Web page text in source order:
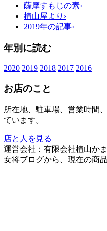
薩摩すもじの素›
植山屋より ›
2019年の記事›
年別に読む
2020 2019 2018 2017 2016
お店のこと
所在地、駐車場、営業時間
ています。
店と人を見る
運営会社：有限会社植山か
女将ブログから、現在の商